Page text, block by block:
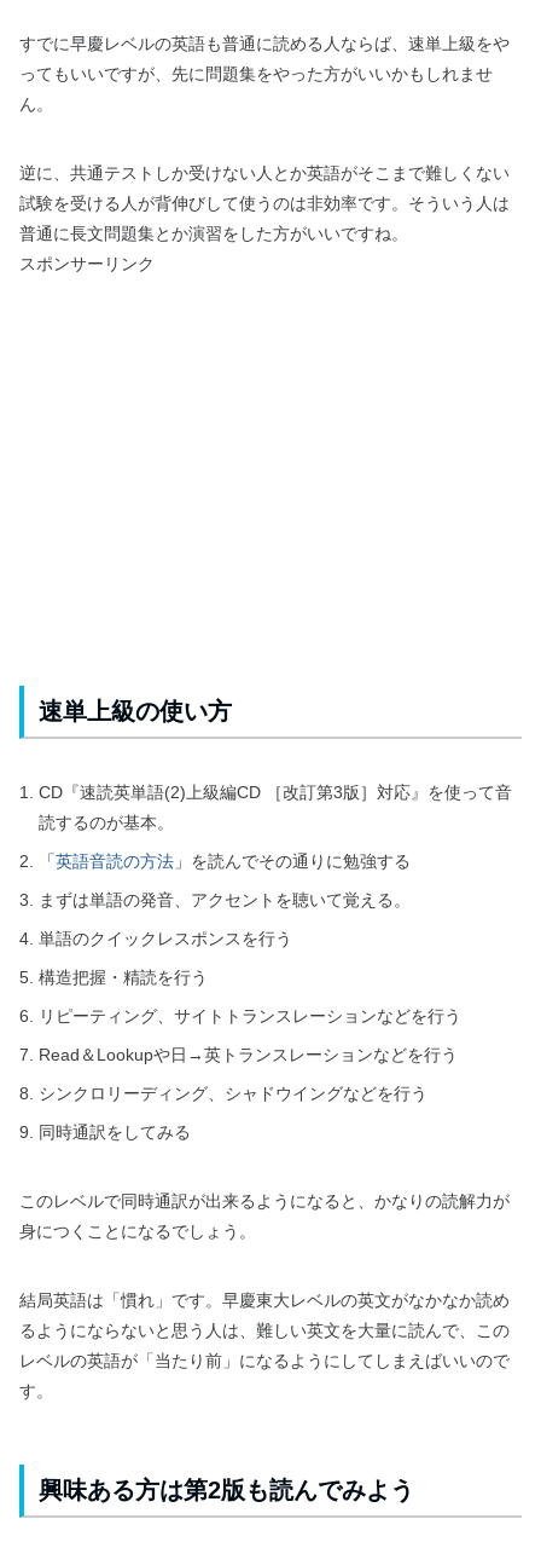
すでに早慶レベルの英語も普通に読める人ならば、速単上級をや
ってもいいですが、先に問題集をやった方がいいかもしれませ
ん。
逆に、共通テストしか受けない人とか英語がそこまで難しくない
試験を受ける人が背伸びして使うのは非効率です。そういう人は
普通に長文問題集とか演習をした方がいいですね。
スポンサーリンク
速単上級の使い方
CD『速読英単語(2)上級編CD ［改訂第3版］対応』を使って音
読するのが基本。
「英語音読の方法 」を読んでその通りに勉強する
まずは単語の発音、アクセントを聴いて覚える。
単語のクイックレスポンスを行う
構造把握・精読を行う
リピーティング、サイトトランスレーションなどを行う
Read＆Lookupや日→英トランスレーションなどを行う
シンクロリーディング、シャドウイングなどを行う
同時通訳をしてみる
このレベルで同時通訳が出来るようになると、かなりの読解力が
身につくことになるでしょう。
結局英語は「慣れ」です。早慶東大レベルの英文がなかなか読め
るようにならないと思う人は、難しい英文を大量に読んで、この
レベルの英語が「当たり前」になるようにしてしまえばいいので
す。
興味ある方は第2版も読んでみよう